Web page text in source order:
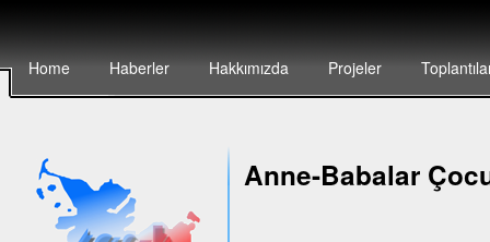
Home Haberler Hakkımızda Projeler
Anne-Babalar